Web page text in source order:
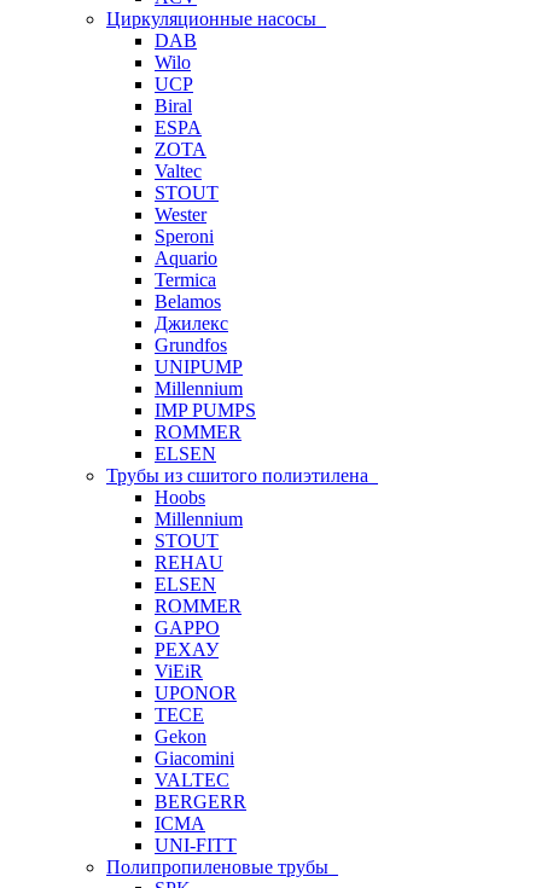
Циркуляционные насосы
DAB
Wilo
UCP
Biral
ESPA
ZOTA
Valtec
STOUT
Wester
Speroni
Aquario
Termica
Belamos
Джилекс
Grundfos
UNIPUMP
Millennium
IMP PUMPS
ROMMER
ELSEN
Трубы из сшитого полиэтилена
Hoobs
Millennium
STOUT
REHAU
ELSEN
ROMMER
GAPPO
РЕХАУ
ViEiR
UPONOR
TECE
Gekon
Giacomini
VALTEC
BERGERR
ICMA
UNI-FITT
Полипропиленовые трубы